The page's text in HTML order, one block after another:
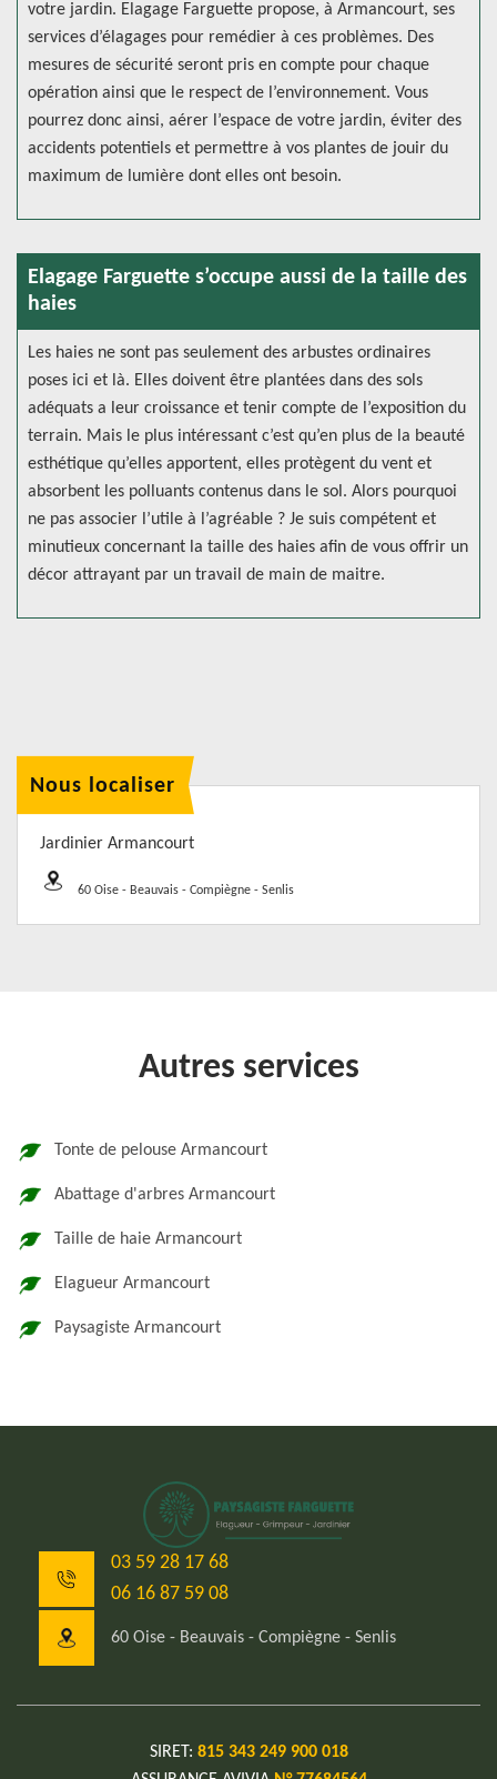
votre jardin. Elagage Farguette propose, à Armancourt, ses
services d’élagages pour remédier à ces problèmes. Des
mesures de sécurité seront pris en compte pour chaque
opération ainsi que le respect de l’environnement. Vous
pourrez donc ainsi, aérer l’espace de votre jardin, éviter des
accidents potentiels et permettre à vos plantes de jouir du
maximum de lumière dont elles ont besoin.
Elagage Farguette s’occupe aussi de la taille des
haies
Les haies ne sont pas seulement des arbustes ordinaires
poses ici et là. Elles doivent être plantées dans des sols
adéquats a leur croissance et tenir compte de l’exposition du
terrain. Mais le plus intéressant c’est qu’en plus de la beauté
esthétique qu’elles apportent, elles protègent du vent et
absorbent les polluants contenus dans le sol. Alors pourquoi
ne pas associer l’utile à l’agréable ? Je suis compétent et
minutieux concernant la taille des haies afin de vous offrir un
décor attrayant par un travail de main de maitre.
Nous localiser
Jardinier Armancourt
60 Oise - Beauvais - Compiègne - Senlis
Autres services
Tonte de pelouse Armancourt
Abattage d'arbres Armancourt
Taille de haie Armancourt
Elagueur Armancourt
Paysagiste Armancourt
03 59 28 17 68
06 16 87 59 08
60 Oise - Beauvais - Compiègne - Senlis
SIRET: 815 343 249 900 018